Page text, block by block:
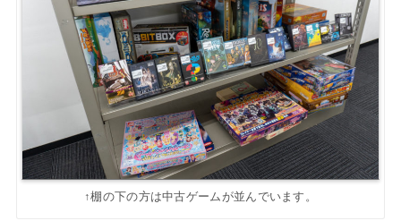
↑棚の下の方は中古ゲームが並んでいます。